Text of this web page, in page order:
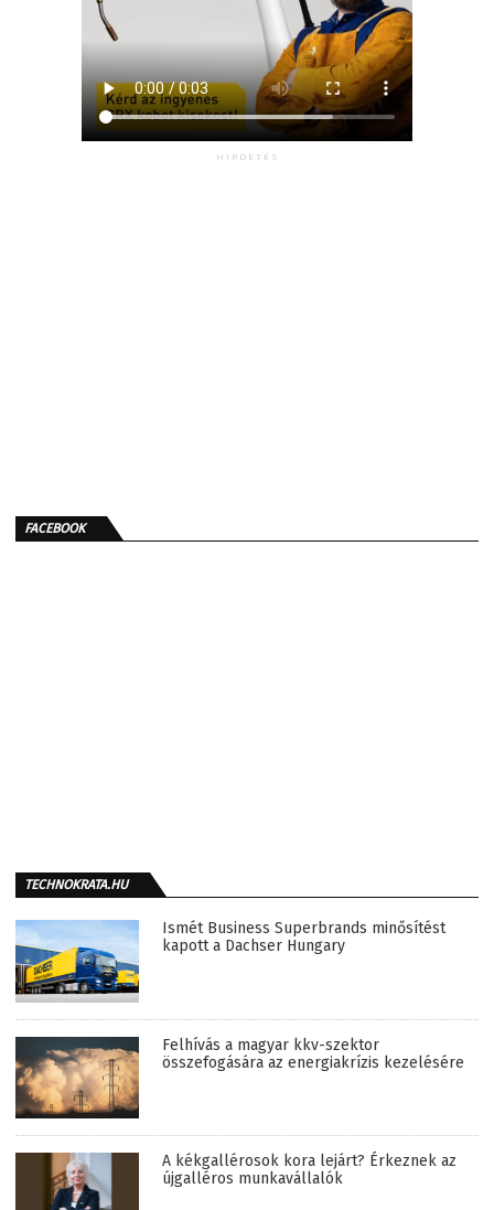
HIRDETÉS
FACEBOOK
TECHNOKRATA.HU
Ismét Business Superbrands minősítést
kapott a Dachser Hungary
Felhívás a magyar kkv-szektor
összefogására az energiakrízis kezelésére
A kékgallérosok kora lejárt? Érkeznek az
újgalléros munkavállalók